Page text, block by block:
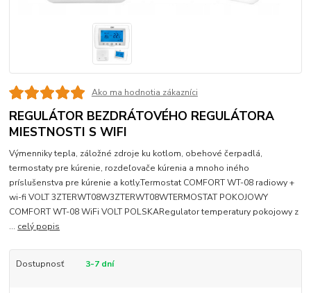
Ako ma hodnotia zákazníci
REGULÁTOR BEZDRÁTOVÉHO REGULÁTORA
MIESTNOSTI S WIFI
Výmenniky tepla, záložné zdroje ku kotlom, obehové čerpadlá,
termostaty pre kúrenie, rozdeľovače kúrenia a mnoho iného
príslušenstva pre kúrenie a kotly.Termostat COMFORT WT-08 radiowy +
wi-fi VOLT 3ZTERWT08W3ZTERWT08WTERMOSTAT POKOJOWY
COMFORT WT-08 WiFi VOLT POLSKARegulator temperatury pokojowy z
... celý popis
Dostupnosť 3-7 dní